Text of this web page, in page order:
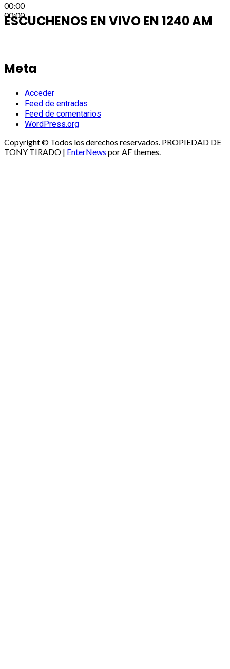
00:00
00:00
ESCUCHENOS EN VIVO EN 1240 AM
Meta
Acceder
Feed de entradas
Feed de comentarios
WordPress.org
Copyright © Todos los derechos reservados. PROPIEDAD DE
TONY TIRADO | EnterNews por AF themes.